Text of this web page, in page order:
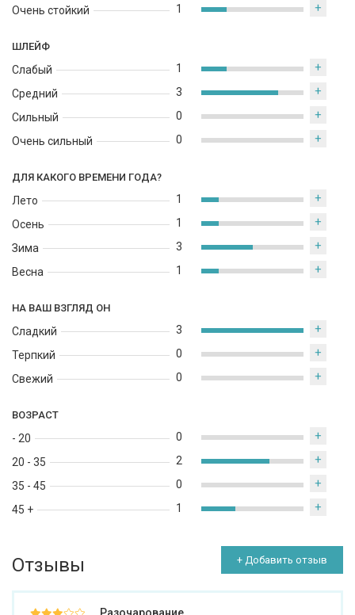
Очень стойкий
1 +
ШЛЕЙФ
Слабый
Средний
Сильный
Очень сильный
1 +
3 +
0 +
0 +
ДЛЯ КАКОГО ВРЕМЕНИ ГОДА?
Лето
Осень
Зима
Весна
1 +
1 +
3 +
1 +
НА ВАШ ВЗГЛЯД ОН
Сладкий
Терпкий
Свежий
3 +
0 +
0 +
ВОЗРАСТ
- 20
20 - 35
35 - 45
45 +
0 +
2 +
0 +
1 +
Отзывы + Добавить отзыв